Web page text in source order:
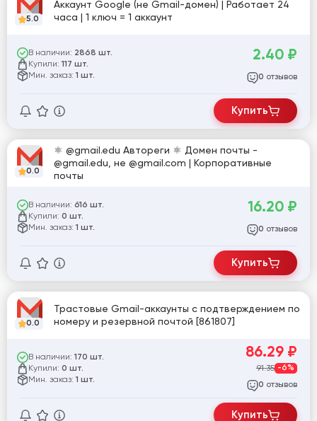
5.0
Аккаунт Google (не Gmail-домен) | Работает 24
часа | 1 ключ = 1 аккаунт
В наличии: 2868 шт.
Купили: 117 шт.
Мин. заказ: 1 шт.
2.40 ₽
0 отзывов
Купить
0.0
⚛️ @gmail.edu Автореги ⚛️ Домен почты -
@gmail.edu, не @gmail.com | Корпоративные
почты
В наличии: 616 шт.
Купили: 0 шт.
Мин. заказ: 1 шт.
16.20 ₽
0 отзывов
Купить
0.0
Трастовые Gmail-аккаунты с подтверждением по
номеру и резервной почтой [861807]
В наличии: 170 шт.
Купили: 0 шт.
Мин. заказ: 1 шт.
86.29 ₽
91.35 -6%
0 отзывов
Купить